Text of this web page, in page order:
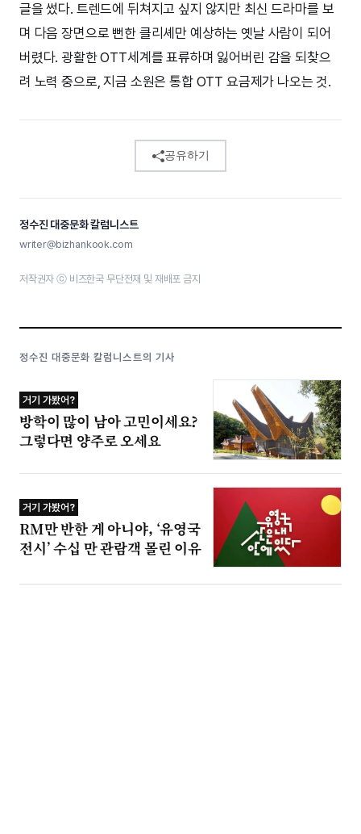
글을 썼다. 트렌드에 뒤쳐지고 싶지 않지만 최신 드라마를 보
며 다음 장면으로 뻔한 클리셰만 예상하는 옛날 사람이 되어
버렸다. 광활한 OTT세계를 표류하며 잃어버린 감을 되찾으
려 노력 중으로, 지금 소원은 통합 OTT 요금제가 나오는 것.
공유하기
정수진 대중문화 칼럼니스트
writer@bizhankook.com
저작권자 ⓒ 비즈한국 무단전재 및 재배포 금지
정수진 대중문화 칼럼니스트의 기사
거기 가봤어?
방학이 많이 남아 고민이세요?
그렇다면 양주로 오세요
거기 가봤어?
RM만 반한 게 아니야, ‘유영국
전시’ 수십 만 관람객 몰린 이유